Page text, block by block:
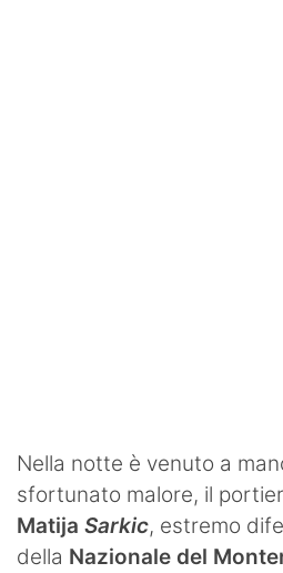
Nella notte è venuto a
sfortunato malore, il
Matija Sarkic, estremo
della Nazionale del